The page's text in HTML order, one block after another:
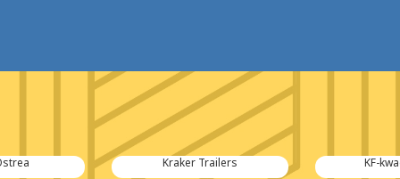
Kraker Trailers KF-